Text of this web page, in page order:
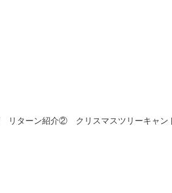
リターン紹介② クリスマスツリーキャン